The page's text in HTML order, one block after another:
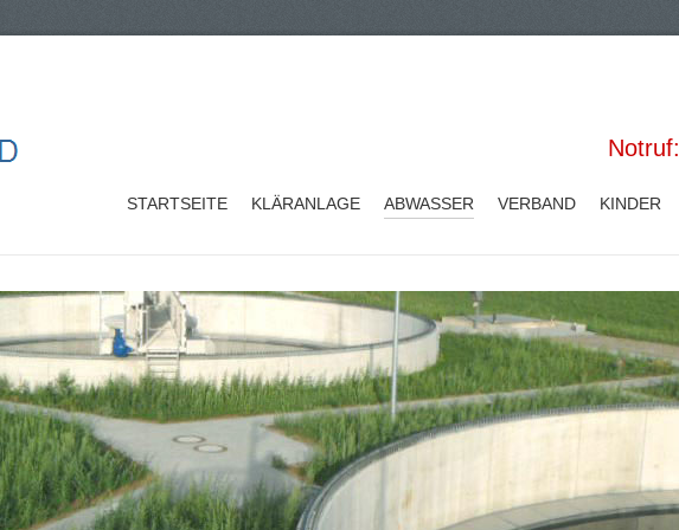
Notruf:
STARTSEITE KLÄRANLAGE ABWASSER VERBAND KINDER